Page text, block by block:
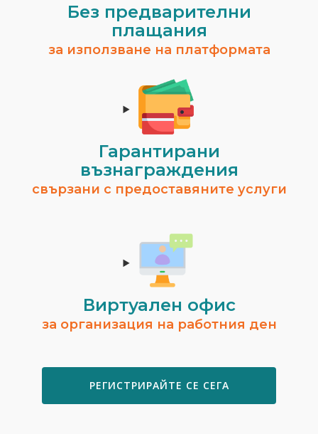
Без предварителни
плащания
за използване на платформата
Гарантирани
възнаграждения
свързани с предоставяните услуги
Виртуален офис
за организация на работния ден
РЕГИСТРИРАЙТЕ СЕ СЕГА